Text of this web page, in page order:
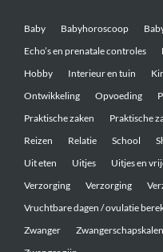
Baby Babyhoroscoop
Echo’s en prenatale controles
Hobby
Interieur en tuin
Ontwikkeling
Opvoeding
Praktische zaken
Praktische
Reizen
Relatie School
Uit eten
Uitjes Uitjes en
Verzorging
Verzorging
Vruchtbare dagen / ovulatie
Zwanger